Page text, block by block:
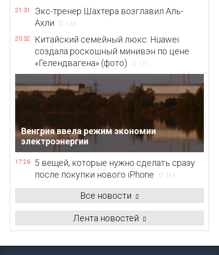
21:31
Экс-тренер Шахтера возглавил Аль-
Ахли
110
20:32
Китайский семейный люкс: Huawei
создала роскошный минивэн по цене
«Гелендвагена» (фото)
111
Венгрия ввела режим экономии
электроэнергии
17:26
5 вещей, которые нужно сделать сразу
после покупки нового iPhone
161
Все новости
Лента новостей